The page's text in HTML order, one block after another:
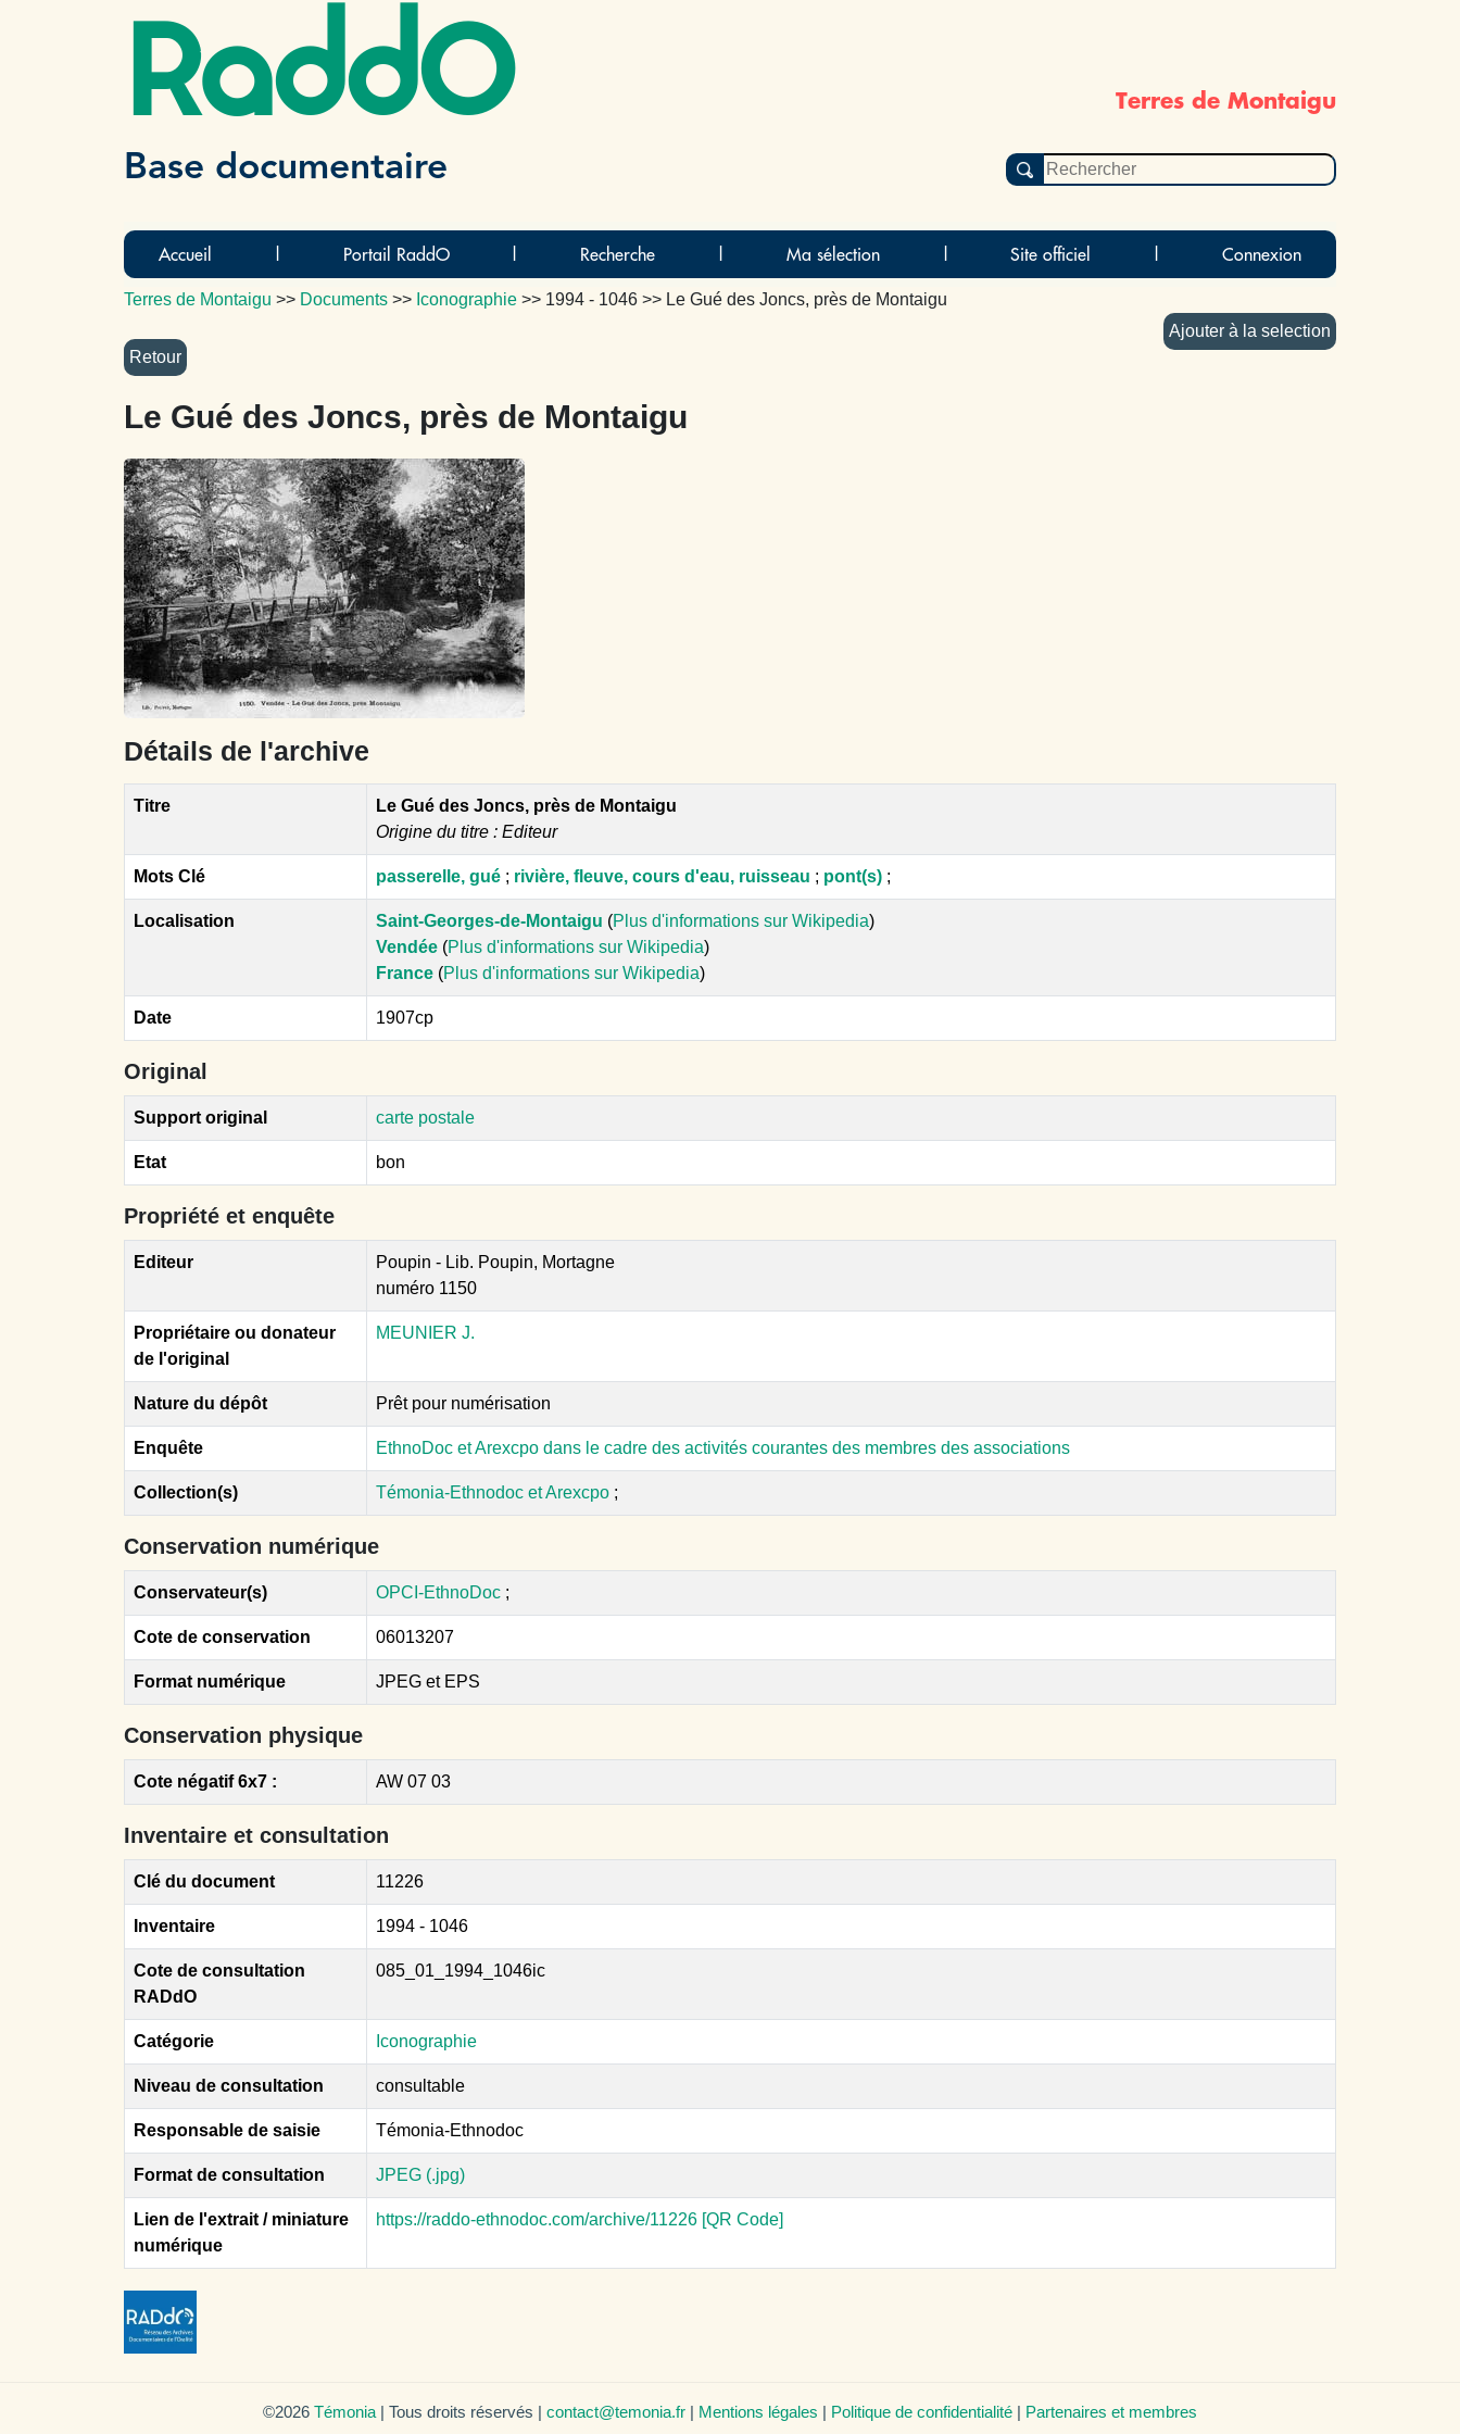
RaddO Terres de Montaigu
Base documentaire
Accueil Portail RaddO Recherche Ma sélection Site officiel Connexion
Terres de Montaigu >> Documents >> Iconographie >> 1994 - 1046 >> Le Gué des Joncs, près de Montaigu
Ajouter à la selection
Le Gué des Joncs, près de Montaigu
Détails de l'archive
Titre
Le Gué des Joncs, près de Montaigu
Origine du titre : Editeur
Mots Clé passerelle, gué ; rivière, fleuve, cours d'eau, ruisseau ; pont(s) ;
Localisation Saint-Georges-de-Montaigu (Plus d'informations sur Wikipedia)
Vendée (Plus d'informations sur Wikipedia)
France (Plus d'informations sur Wikipedia)
Date 1907cp
Original
Support original carte postale
Etat bon
Propriété et enquête
Editeur
Poupin - Lib. Poupin, Mortagne
numéro 1150
Propriétaire ou donateur
de l'original
MEUNIER J.
Nature du dépôt Prêt pour numérisation
Enquête EthnoDoc et Arexcpo dans le cadre des activités courantes des membres des associations
Collection(s) Témonia-Ethnodoc et Arexcpo ;
Conservation numérique
Conservateur(s) OPCI-EthnoDoc ;
Cote de conservation 06013207
Format numérique JPEG et EPS
Conservation physique
Cote négatif 6x7 : AW 07 03
Inventaire et consultation
Clé du document 11226
Inventaire 1994 - 1046
Cote de consultation
RADdO
085_01_1994_1046ic
Catégorie Iconographie
Niveau de consultation consultable
Responsable de saisie Témonia-Ethnodoc
Format de consultation JPEG (.jpg)
Lien de l'extrait / miniature
numérique
https://raddo-ethnodoc.com/archive/11226 [QR Code]
©2026 Témonia | Tous droits réservés | contact@temonia.fr | Mentions légales | Politique de confidentialité | Partenaires et membres